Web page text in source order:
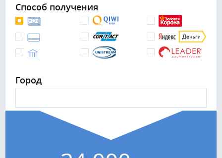
Способ получения
Город